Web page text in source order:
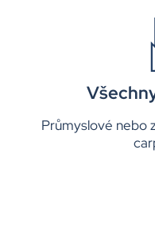
Průmyslové nebo